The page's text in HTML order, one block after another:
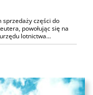
sprzedaży części do
powołując się na
lotnictwa…